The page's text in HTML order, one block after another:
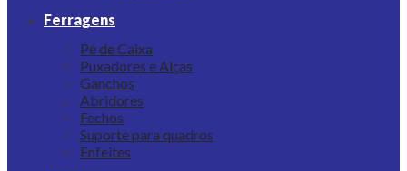
Ferragens
Pé de Caixa
Puxadores e Alças
Ganchos
Abridores
Fechos
Suporte para quadros
Enfeites